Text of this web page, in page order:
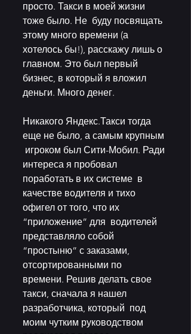
просто. Такси в моей жизни
тоже было. Не  буду посвящать
этому много времени (а
хотелось бы!), расскажу лишь о
главном. Это был первый
бизнес, в который я вложил
деньги. Много денег.
Никакого Яндекс.Такси тогда
еще не было, а самым крупным
игроком был Сити-Мобил. Ради
интереса я пробовал
поработать в их системе  в
качестве водителя и тихо
офигел от того, что их
“приложение” для  водителей
представляло собой
“простыню” с заказами,
отсортированными по
времени. Решив делать свое
такси, сначала я нашел
разработчика, который  под
моим чутким руководством